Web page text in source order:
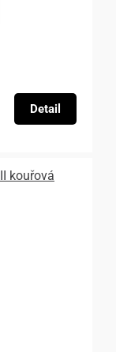
Detail
kouřová